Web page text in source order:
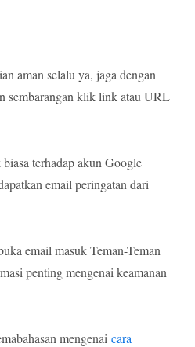
aman selalu ya, jaga dengan
sembarangan klik link atau URL
terhadap akun Google
email peringatan dari
email masuk Teman-Teman
penting mengenai keamanan
mengenaicara